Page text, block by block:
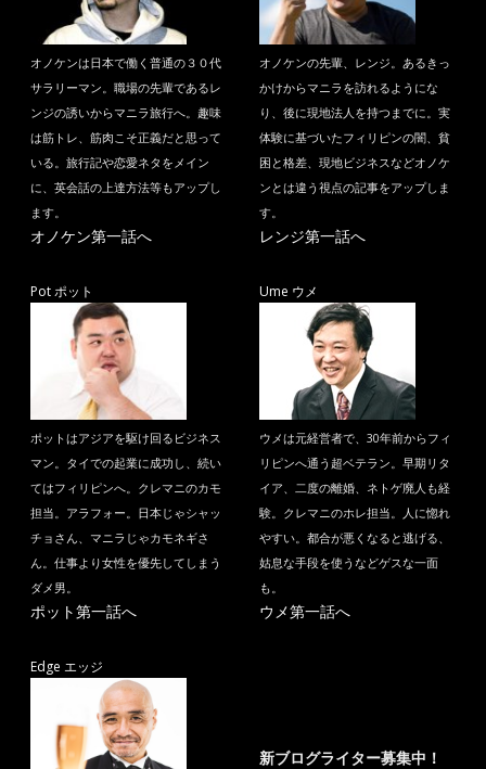
オノケンは日本で働く普通の３０代
サラリーマン。職場の先輩であるレ
ンジの誘いからマニラ旅行へ。趣味
は筋トレ、筋肉こそ正義だと思って
いる。旅行記や恋愛ネタをメイン
に、英会話の上達方法等もアップし
ます。
オノケン第一話へ
オノケンの先輩、レンジ。あるきっ
かけからマニラを訪れるようにな
り、後に現地法人を持つまでに。実
体験に基づいたフィリピンの闇、貧
困と格差、現地ビジネスなどオノケ
ンとは違う視点の記事をアップしま
す。
レンジ第一話へ
Pot ポット
ポットはアジアを駆け回るビジネス
マン。タイでの起業に成功し、続い
てはフィリピンへ。クレマニのカモ
担当。アラフォー。日本じゃシャッ
チョさん、マニラじゃカモネギさ
ん。仕事より女性を優先してしまう
ダメ男。
ポット第一話へ
Ume ウメ
ウメは元経営者で、30年前からフィ
リピンへ通う超ベテラン。早期リタ
イア、二度の離婚、ネトゲ廃人も経
験。クレマニのホレ担当。人に惚れ
やすい。都合が悪くなると逃げる、
姑息な手段を使うなどゲスな一面
も。
ウメ第一話へ
Edge エッジ
新ブログライター募集中！